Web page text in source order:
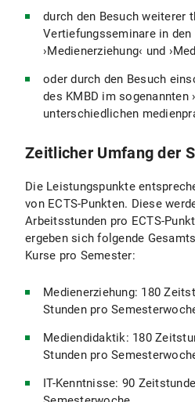
durch den Besuch weiterer
Vertiefungsseminare in den
›Medienerziehung‹ und
oder durch den Besuch
des KMBD im sogenannten
unterschiedlichen
Zeitlicher Umfang der
Die Leistungspunkte
von ECTS-Punkten. Diese
Arbeitsstunden pro ECTS-
ergeben sich folgende
Kurse pro Semester:
Medienerziehung: 180
Stunden pro
Mediendidaktik: 180
Stunden pro
IT-Kenntnisse: 90